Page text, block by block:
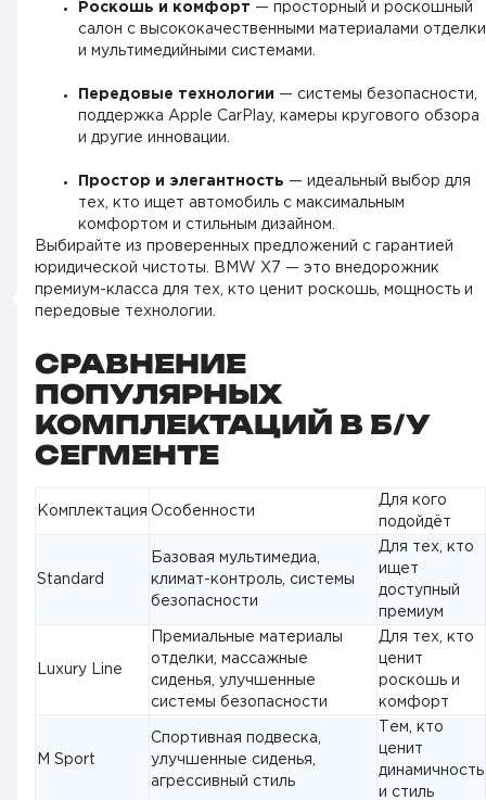
Роскошь и комфорт — просторный и роскошный
салон с высококачественными материалами отделки
и мультимедийными системами.
Передовые технологии — системы безопасности,
поддержка Apple CarPlay, камеры кругового обзора
и другие инновации.
Простор и элегантность — идеальный выбор для
тех, кто ищет автомобиль с максимальным
комфортом и стильным дизайном.
Выбирайте из проверенных предложений с гарантией
юридической чистоты. BMW X7 — это внедорожник
премиум-класса для тех, кто ценит роскошь, мощность и
передовые технологии.
СРАВНЕНИЕ
ПОПУЛЯРНЫХ
КОМПЛЕКТАЦИЙ В Б/У
СЕГМЕНТЕ
Комплектация Особенности
Для кого
подойдёт
Standard
Базовая мультимедиа,
климат-контроль, системы
безопасности
Для тех, кто
ищет
доступный
премиум
Luxury Line
Премиальные материалы
отделки, массажные
сиденья, улучшенные
системы безопасности
Для тех, кто
ценит
роскошь и
комфорт
M Sport
Спортивная подвеска,
улучшенные сиденья,
агрессивный стиль
Тем, кто
ценит
динамичность
и стиль